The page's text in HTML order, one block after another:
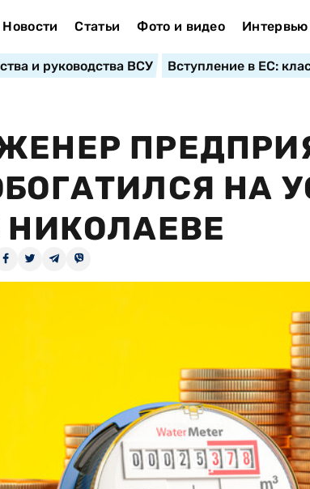
Новости Статьи Фото и видео Интервью
и руководства ВСУ Вступление в ЕС:
НА
НИКОЛАЕВЕ